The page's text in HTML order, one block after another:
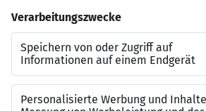
Vielfalt und Chancengleichheit: Bei
Diversität und Chancengleichheit
Worte. Bei uns arbeitest du auf
Beitrag zählt und wird geschätzt. Eine